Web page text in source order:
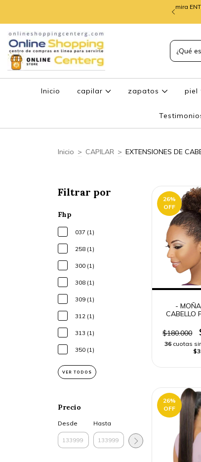
mira
Inicio capilar zapatos piel
Inicio > CAPILAR > EXTENSIONES DE
Filtrar por
Fhp
037 (1)
258 (1)
300 (1)
308 (1)
309 (1)
312 (1)
313 (1)
350 (1)
VER TODOS
Precio
Desde Hasta
26%
OFF
- MOÑA
CABELLO
$180.000
36 cuotas
26%
OFF